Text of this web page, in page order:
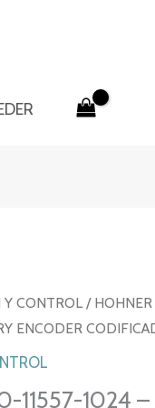
Y CONTROL/ HOHNER
ENCODER
11557-1024 –